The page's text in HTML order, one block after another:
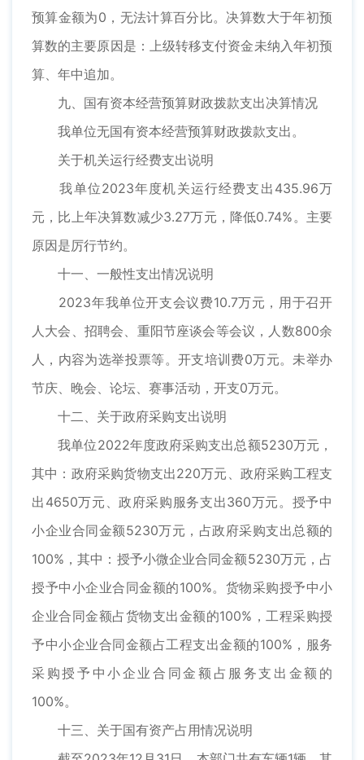
预算金额为0，无法计算百分比。决算数大于年初预
算数的主要原因是：上级转移支付资金未纳入年初预
算、年中追加。
九、国有资本经营预算财政拨款支出决算情况
我单位无国有资本经营预算财政拨款支出。
关于机关运行经费支出说明
我单位2023年度机关运行经费支出435.96万
元，比上年决算数减少3.27万元，降低0.74%。主要
原因是厉行节约。
十一、一般性支出情况说明
2023年我单位开支会议费10.7万元，用于召开
人大会、招聘会、重阳节座谈会等会议，人数800余
人，内容为选举投票等。开支培训费0万元。未举办
节庆、晚会、论坛、赛事活动，开支0万元。
十二、关于政府采购支出说明
我单位2022年度政府采购支出总额5230万元，
其中：政府采购货物支出220万元、政府采购工程支
出4650万元、政府采购服务支出360万元。授予中
小企业合同金额5230万元，占政府采购支出总额的
100%，其中：授予小微企业合同金额5230万元，占
授予中小企业合同金额的100%。货物采购授予中小
企业合同金额占货物支出金额的100%，工程采购授
予中小企业合同金额占工程支出金额的100%，服务
采购授予中小企业合同金额占服务支出金额的
100%。
十三、关于国有资产占用情况说明